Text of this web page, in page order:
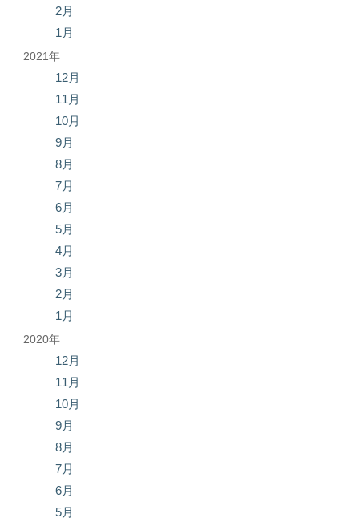
2月
1月
2021年
12月
11月
10月
9月
8月
7月
6月
5月
4月
3月
2月
1月
2020年
12月
11月
10月
9月
8月
7月
6月
5月